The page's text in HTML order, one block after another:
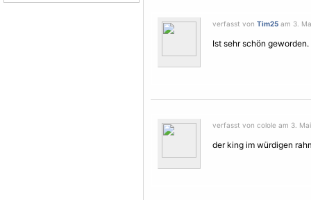
verfasst von Tim25 am 3.
Ist sehr schön geworden.
verfasst von colole am 3.
der king im würdigen